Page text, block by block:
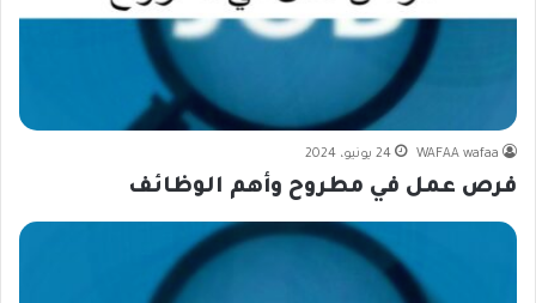
WAFAA wafaa 24 يونيو، 2024
فرص عمل في مطروح وأهم الوظائف